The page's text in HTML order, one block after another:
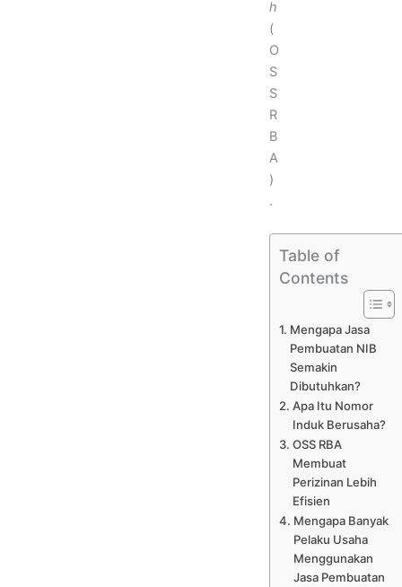
h
(
O
S
S
R
B
A
)
.
Table of
Contents
Mengapa Jasa
Pembuatan NIB
Semakin
Dibutuhkan?
Apa Itu Nomor
Induk Berusaha?
OSS RBA
Membuat
Perizinan Lebih
Efisien
Mengapa Banyak
Pelaku Usaha
Menggunakan
Jasa Pembuatan